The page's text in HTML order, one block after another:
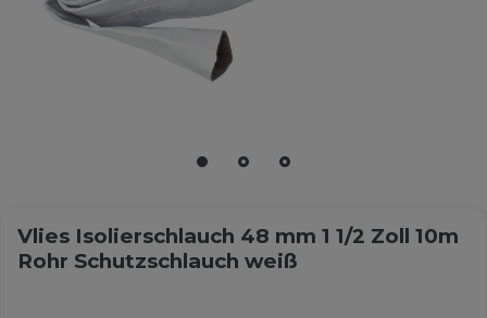
Vlies Isolierschlauch 48 mm 1 1/2 Zoll 10m
Rohr Schutzschlauch weiß